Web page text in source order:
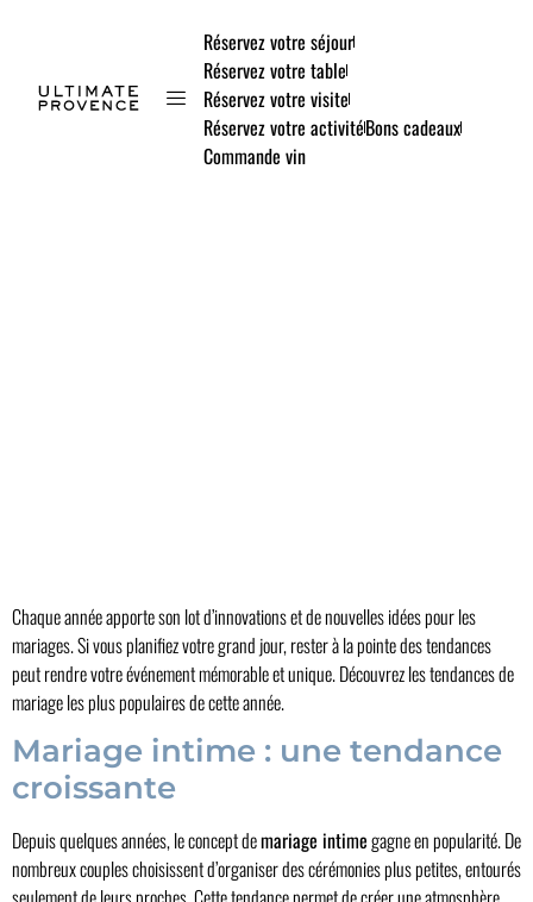
Réservez votre séjour
Réservez votre table
Réservez votre visite
Réservez votre activitéBons cadeaux
Commande vin
Chaque année apporte son lot d’innovations et de nouvelles idées pour les
mariages. Si vous planifiez votre grand jour, rester à la pointe des tendances
peut rendre votre événement mémorable et unique. Découvrez les tendances de
mariage les plus populaires de cette année.
Mariage intime : une tendance
croissante
Depuis quelques années, le concept demariage intimegagne en popularité. De
nombreux couples choisissent d’organiser des cérémonies plus petites, entourés